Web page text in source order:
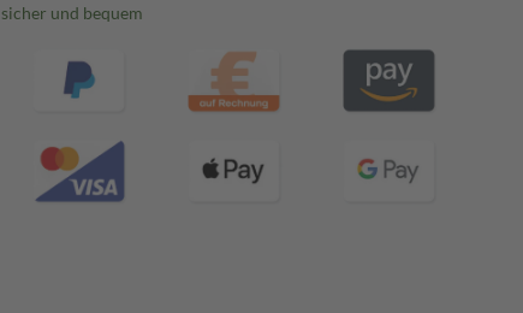
sicher und bequem